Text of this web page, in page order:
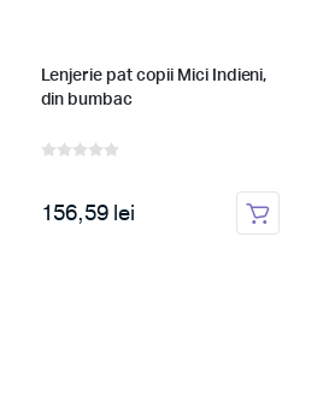
Lenjerie pat copii Mici Indieni,
din bumbac
156,59 lei